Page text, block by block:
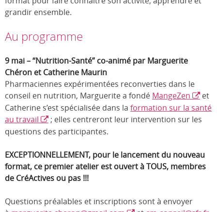
grandir ensemble.
Au programme
9 mai – “Nutrition-Santé” co-animé par Marguerite
Chéron et Catherine Maurin
Pharmaciennes expérimentées reconverties dans le
conseil en nutrition, Marguerite a fondé MangeZen
et
Catherine s’est spécialisée dans la formation sur la santé
au travail
; elles centreront leur intervention sur les
questions des participantes.
EXCEPTIONNELLEMENT, pour le lancement du nouveau
format, ce premier atelier est ouvert à TOUS, membres
de CréActives ou pas !!!
Questions préalables et inscriptions sont à envoyer